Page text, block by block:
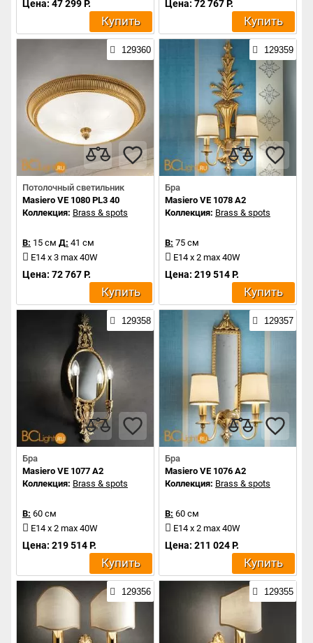
Цена: 47 299 Р.
Купить
Цена: 72 767 Р.
Купить
129360
Потолочный светильник
Masiero VE 1080 PL3 40
Коллекция: Brass & spots
В: 15 см Д: 41 см
E14 x 3 max 40W
Цена: 72 767 Р.
Купить
129359
Бра
Masiero VE 1078 A2
Коллекция: Brass & spots
В: 75 см
E14 x 2 max 40W
Цена: 219 514 Р.
Купить
129358
Бра
Masiero VE 1077 A2
Коллекция: Brass & spots
В: 60 см
E14 x 2 max 40W
Цена: 219 514 Р.
Купить
129357
Бра
Masiero VE 1076 A2
Коллекция: Brass & spots
В: 60 см
E14 x 2 max 40W
Цена: 211 024 Р.
Купить
129356 129355